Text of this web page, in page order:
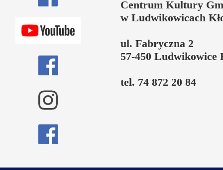
Centrum Kultury
w Ludwikowicach
ul. Fabryczna 2
57-450 Ludwikowice
tel. 74 872 20 84